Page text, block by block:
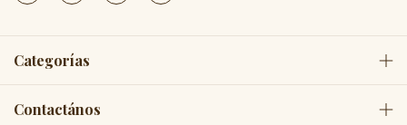
Categorías
Contactános